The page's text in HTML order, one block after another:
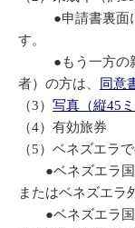
●申請書裏面に
す。
●もう一方の親
者）の方は、
同意
（3） 写真（縦45
（4）有効旅券
（5）ベネズエラ
●ベネズエラ国
またはベネズエラ
●ベネズエラ国